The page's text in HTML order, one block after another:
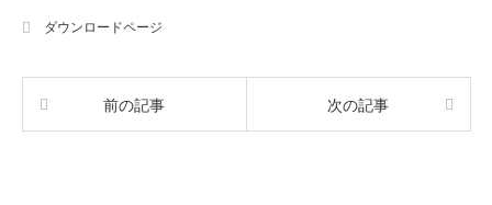
ダウンロードページ
前の記事 次の記事